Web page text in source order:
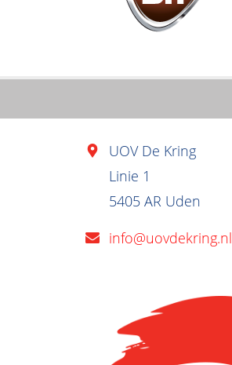
UOV De Kring
Linie 1
5405 AR Uden
info@uovdekring.nl